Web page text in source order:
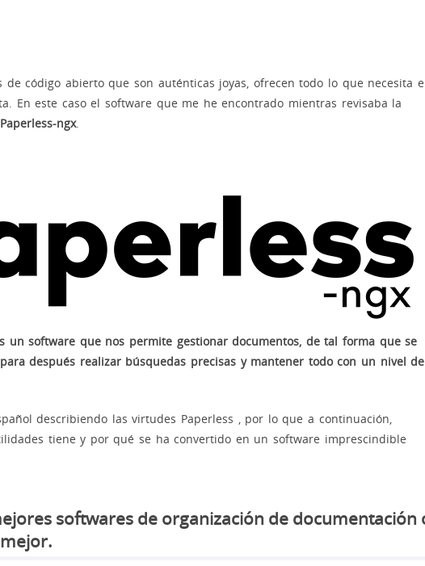
de código abierto que son auténticas joyas, ofrecen todo lo que necesita
En este caso el software que me he encontrado mientras revisaba la
Paperless-ngx.
un software que nos permite gestionar documentos, de tal forma que se
después realizar búsquedas precisas y mantener todo con un nivel de
describiendo las virtudes Paperless , por lo que a continuación,
tiene y por qué se ha convertido en un software imprescindible
softwares de organización de documentación